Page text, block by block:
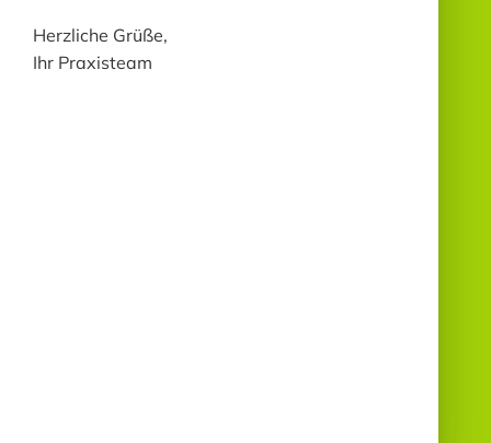
Ruhe - EKG
Belastungs - EKG
Herzliche Grüße,
Ihr Praxisteam